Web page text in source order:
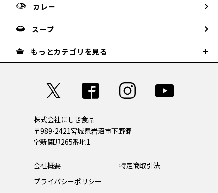
カレー
スープ
もっとカテゴリを見る
株式会社にしき食品
〒989-2421宮城県岩沼市下野郷
字新関迎265番地1
会社概要
特定商取引法
プライバシーポリシー